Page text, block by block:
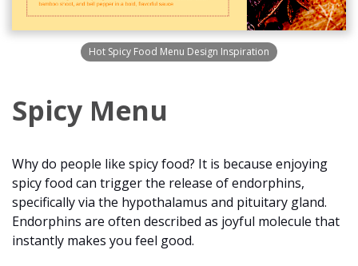
Hot Spicy Food Menu Design Inspiration
Spicy Menu
Why do people like spicy food? It is because enjoying
spicy food can trigger the release of endorphins,
specifically via the hypothalamus and pituitary gland.
Endorphins are often described as joyful molecule that
instantly makes you feel good.